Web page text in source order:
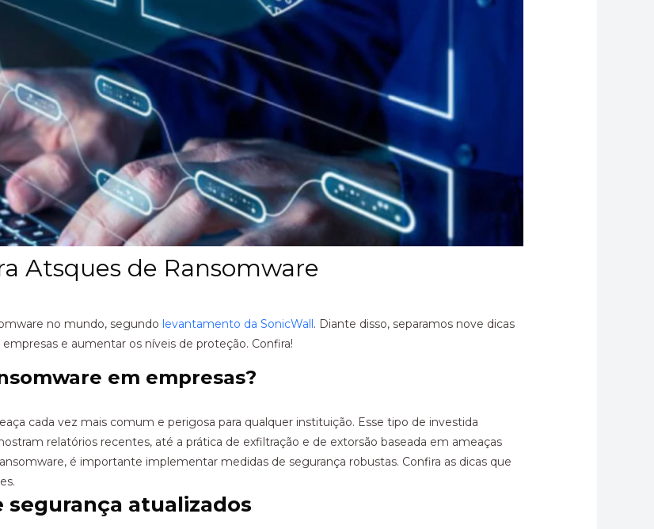
Atsques de Ransomware
no mundo, segundo levantamento da SonicWall. Diante disso, separamos nove dicas
e aumentar os níveis de proteção. Confira!
em empresas?
cada vez mais comum e perigosa para qualquer instituição. Esse tipo de investida
relatórios recentes, até a prática de exfiltração e de extorsão baseada em ameaças
é importante implementar medidas de segurança robustas. Confira as dicas que
segurança atualizados